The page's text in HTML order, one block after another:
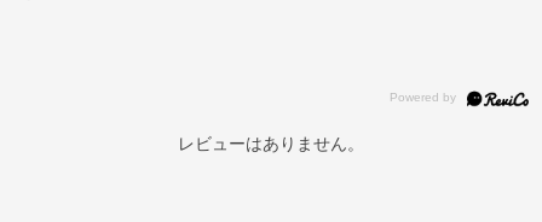
レビューはありません。